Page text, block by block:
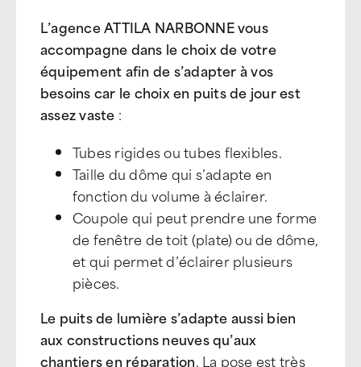
L’agence ATTILA NARBONNE vous
accompagne dans le choix de votre
équipement afin de s’adapter à vos
besoins car le choix en puits de jour est
assez vaste :
Tubes rigides ou tubes flexibles.
Taille du dôme qui s’adapte en
fonction du volume à éclairer.
Coupole qui peut prendre une forme
de fenêtre de toit (plate) ou de dôme,
et qui permet d’éclairer plusieurs
pièces.
Le puits de lumière s’adapte aussi bien
aux constructions neuves qu’aux
chantiers en réparation. La pose est très